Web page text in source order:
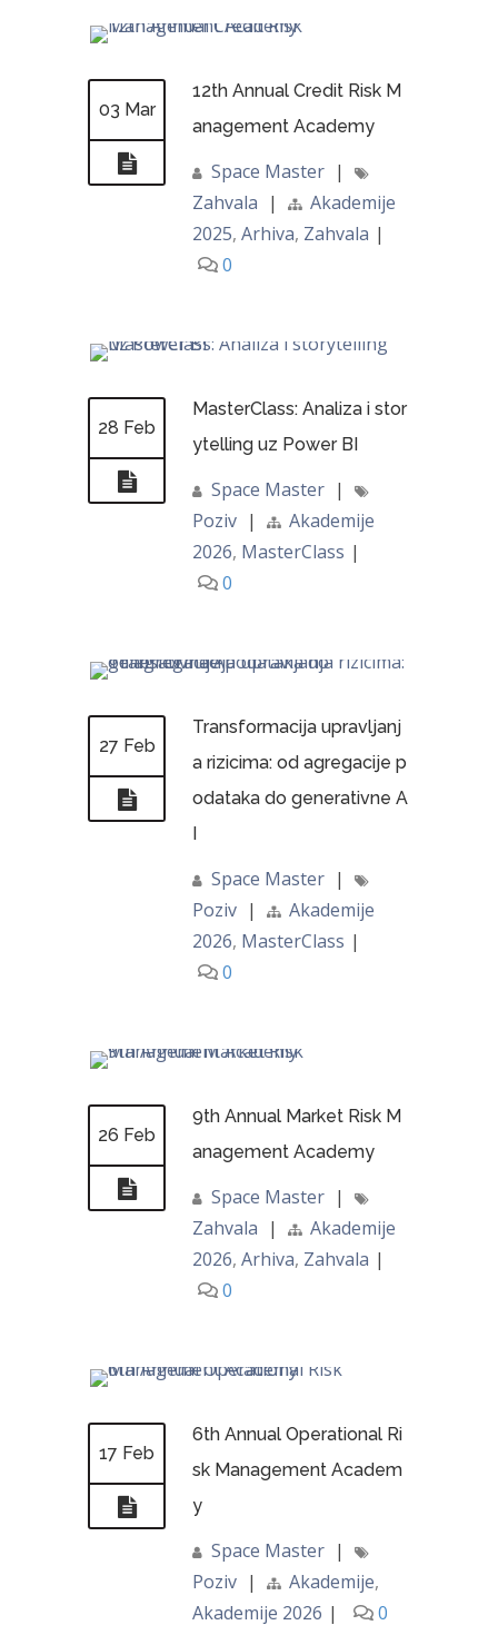
03 Mar
12th Annual Credit Risk M
anagement Academy
Space Master |
Zahvala |
Akademije
2025, Arhiva, Zahvala |
0
28 Feb
MasterClass: Analiza i stor
ytelling uz Power BI
Space Master |
Poziv |
Akademije
2026, MasterClass |
0
27 Feb
Transformacija upravljanj
a rizicima: od agregacije p
odataka do generativne A
I
Space Master |
Poziv |
Akademije
2026, MasterClass |
0
26 Feb
9th Annual Market Risk M
anagement Academy
Space Master |
Zahvala |
Akademije
2026, Arhiva, Zahvala |
0
17 Feb
6th Annual Operational Ri
sk Management Academ
y
Space Master |
Poziv | Akademije,
Akademije 2026 | 0